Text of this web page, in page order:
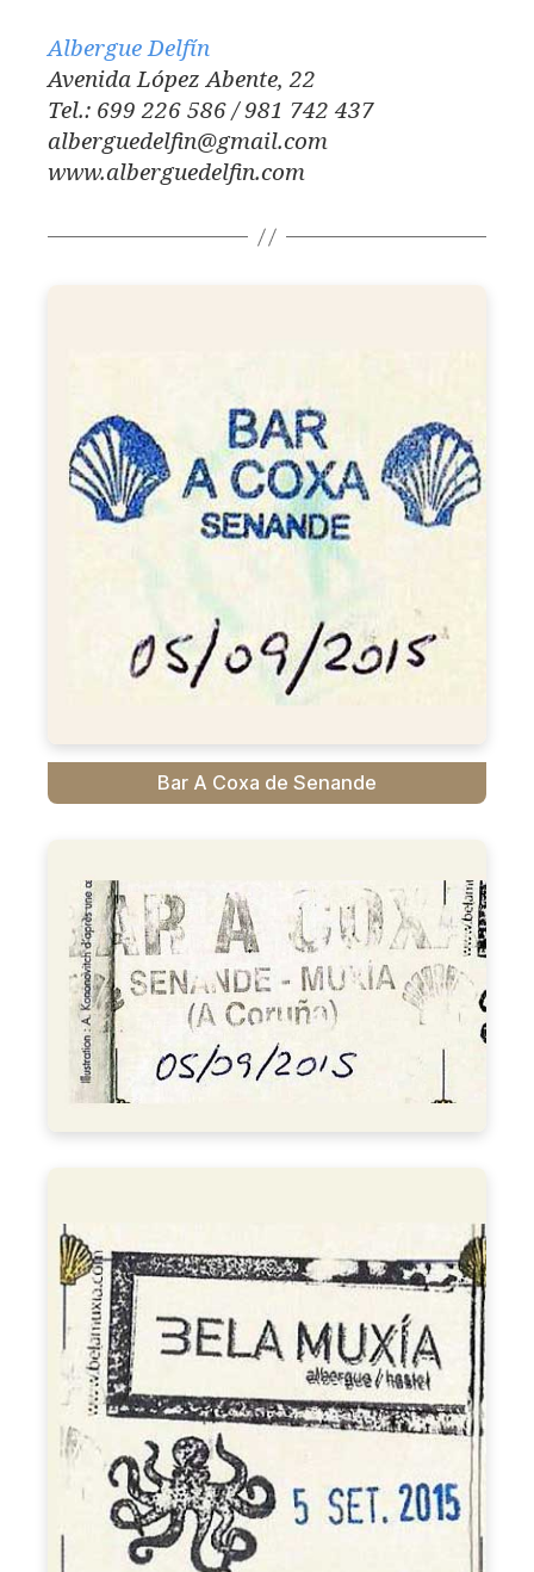
Albergue Delfín
Avenida López Abente, 22
Tel.: 699 226 586 / 981 742 437
alberguedelfin@gmail.com
www.alberguedelfin.com
Bar A Coxa de Senande